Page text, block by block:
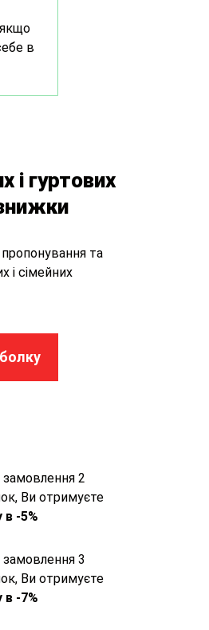
в
і гуртових
та
і сімейних
замовлення 2
Ви отримуєте
в -5%
замовлення 3
Ви отримуєте
в -7%